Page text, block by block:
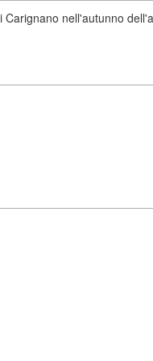
nell'autunno